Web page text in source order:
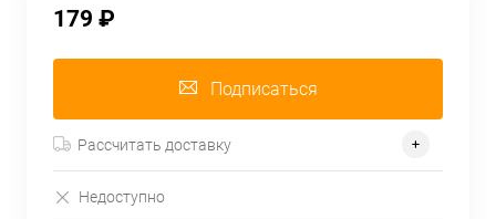
179 ₽
Подписаться
Рассчитать доставку
Недоступно